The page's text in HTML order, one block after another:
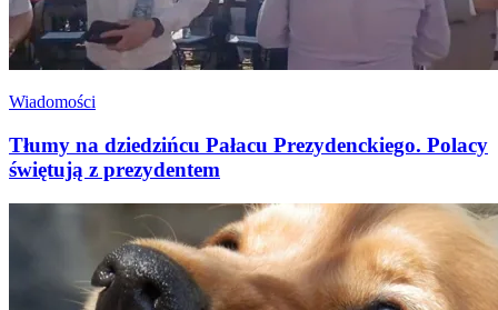
Wiadomości
Tłumy na dziedzińcu Pałacu Prezydenckiego. Polacy
świętują z prezydentem